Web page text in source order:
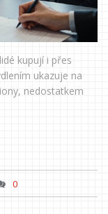
kupují i přes
ukazuje na
nedostatkem
0